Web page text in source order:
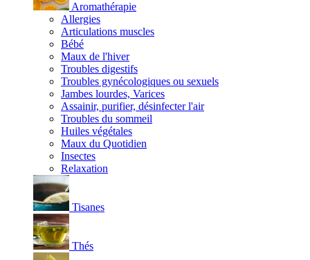
Aromathérapie
Allergies
Articulations muscles
Bébé
Maux de l'hiver
Troubles digestifs
Troubles gynécologiques ou sexuels
Jambes lourdes, Varices
Assainir, purifier, désinfecter l'air
Troubles du sommeil
Huiles végétales
Maux du Quotidien
Insectes
Relaxation
Tisanes
Thés